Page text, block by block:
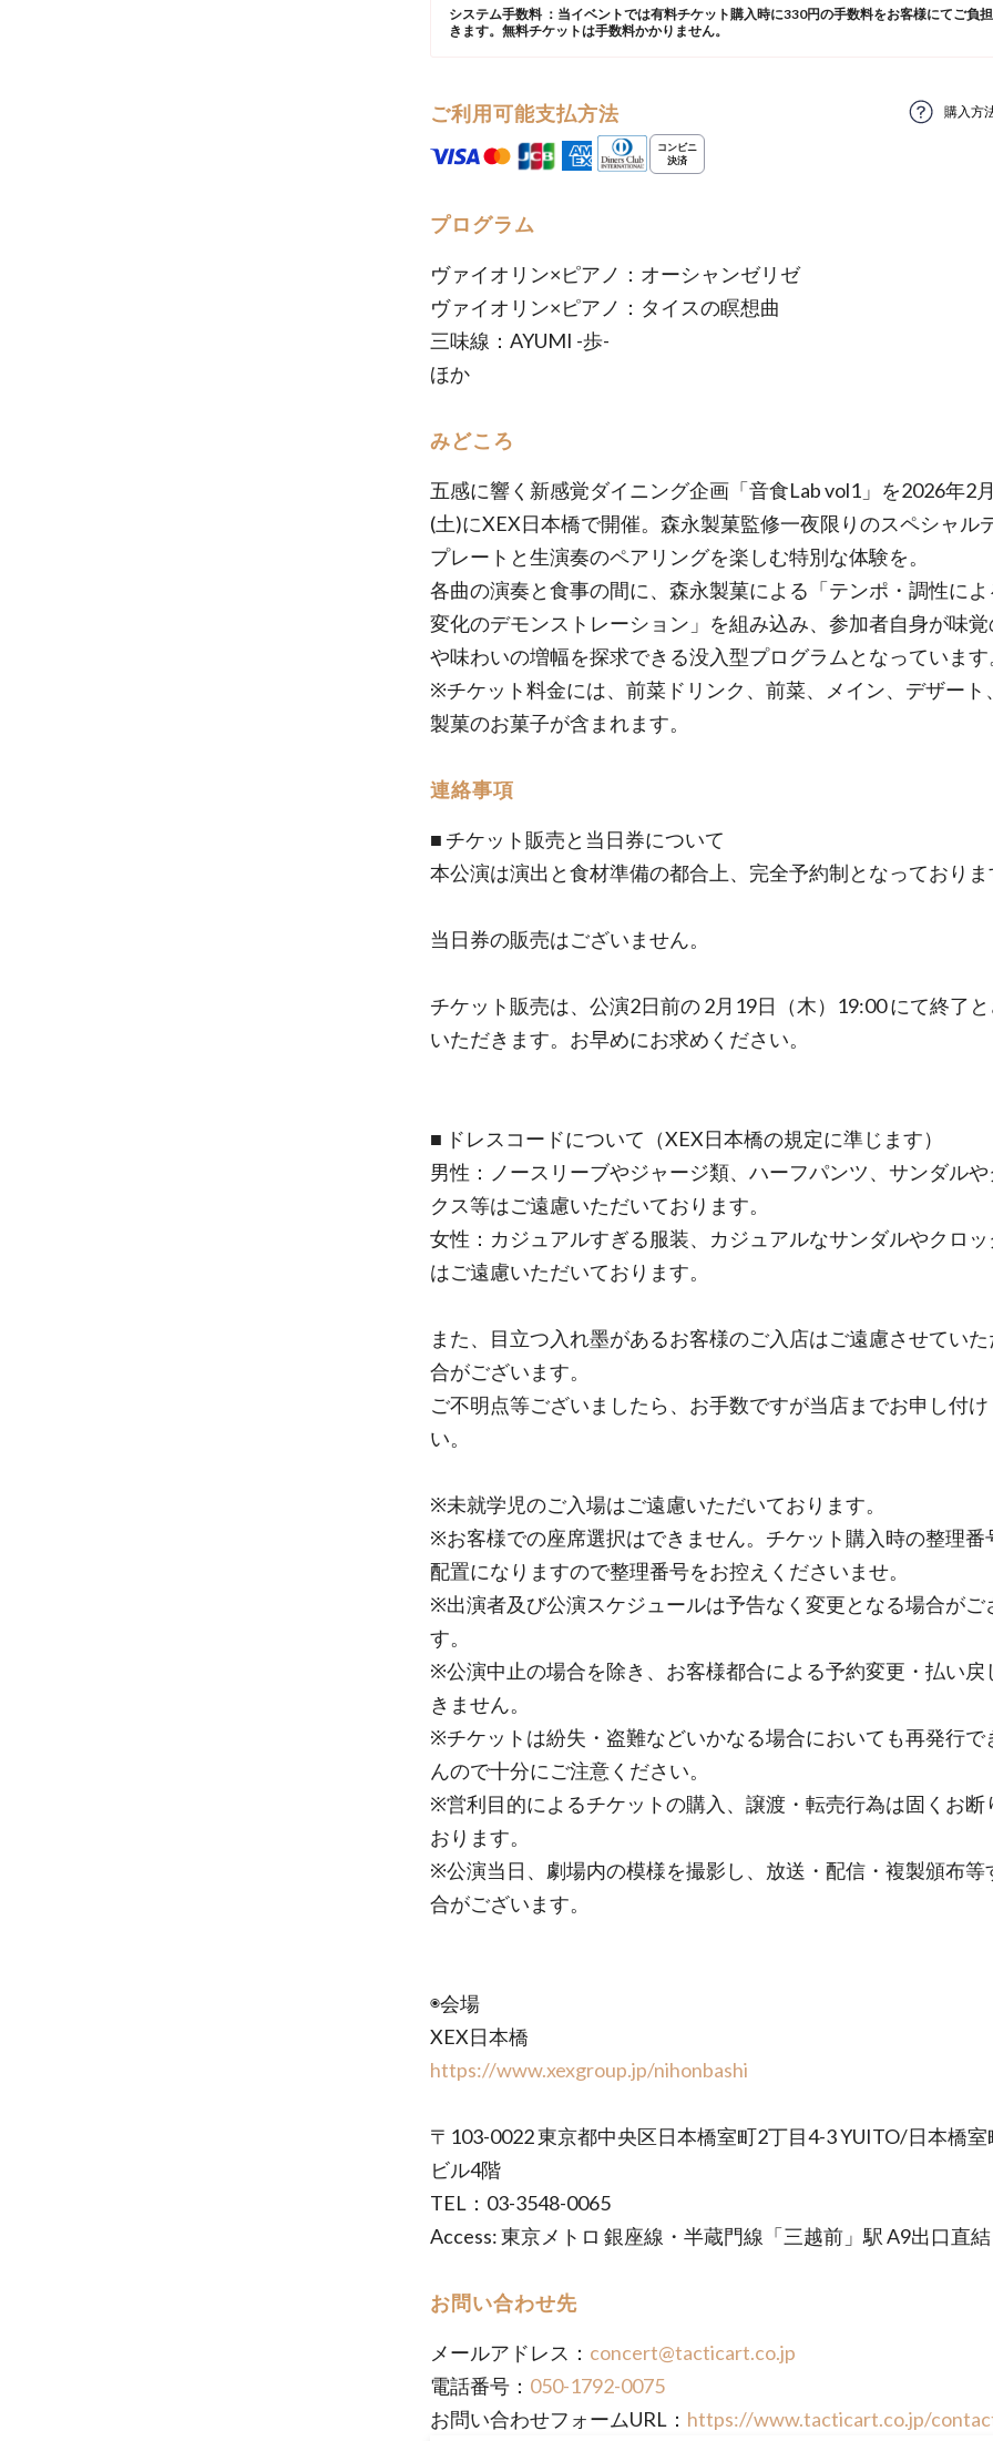
システム手数料 ：当イベントでは有料チケット購入時に330円の手数料をお客様にてご負
きます。無料チケットは手数料かかりません。
ご利用可能支払方法 購入方
プログラム
ヴァイオリン×ピアノ：オーシャンゼリゼ
ヴァイオリン×ピアノ：タイスの瞑想曲
三味線：AYUMI -歩-
ほか
みどころ
五感に響く新感覚ダイニング企画「音食Lab vol1」を2026年2
(土)にXEX日本橋で開催。森永製菓監修一夜限りのスペシャル
プレートと生演奏のペアリングを楽しむ特別な体験を。
各曲の演奏と食事の間に、森永製菓による「テンポ・調性によ
変化のデモンストレーション」を組み込み、参加者自身が味
や味わいの増幅を探求できる没入型プログラムとなっています
※チケット料金には、前菜ドリンク、前菜、メイン、デザート
製菓のお菓子が含まれます。
連絡事項
■ チケット販売と当日券について
本公演は演出と食材準備の都合上、完全予約制となっておりま
当日券の販売はございません。
チケット販売は、公演2日前の 2月19日（木）19:00 にて終了
いただきます。お早めにお求めください。
■ ドレスコードについて（XEX日本橋の規定に準じます）
男性：ノースリーブやジャージ類、ハーフパンツ、サンダルや
クス等はご遠慮いただいております。
女性：カジュアルすぎる服装、カジュアルなサンダルやクロ
はご遠慮いただいております。
また、目立つ入れ墨があるお客様のご入店はご遠慮させてい
合がございます。
ご不明点等ございましたら、お手数ですが当店までお申し付け
い。
※未就学児のご入場はご遠慮いただいております。
※お客様での座席選択はできません。チケット購入時の整理番
配置になりますので整理番号をお控えくださいませ。
※出演者及び公演スケジュールは予告なく変更となる場合がご
す。
※公演中止の場合を除き、お客様都合による予約変更・払い戻
きません。
※チケットは紛失・盗難などいかなる場合においても再発行で
んので十分にご注意ください。
※営利目的によるチケットの購入、譲渡・転売行為は固くお断
おります。
※公演当日、劇場内の模様を撮影し、放送・配信・複製頒布等
合がございます。
◉会場
XEX日本橋
https://www.xexgroup.jp/nihonbashi
〒103-0022 東京都中央区日本橋室町2丁目4-3 YUITO/日本橋
ビル4階
TEL：03-3548-0065
Access: 東京メトロ 銀座線・半蔵門線「三越前」駅 A9出口直
お問い合わせ先
メールアドレス： concert@tacticart.co.jp
電話番号： 050-1792-0075
お問い合わせフォームURL： https://www.tacticart.co.jp/